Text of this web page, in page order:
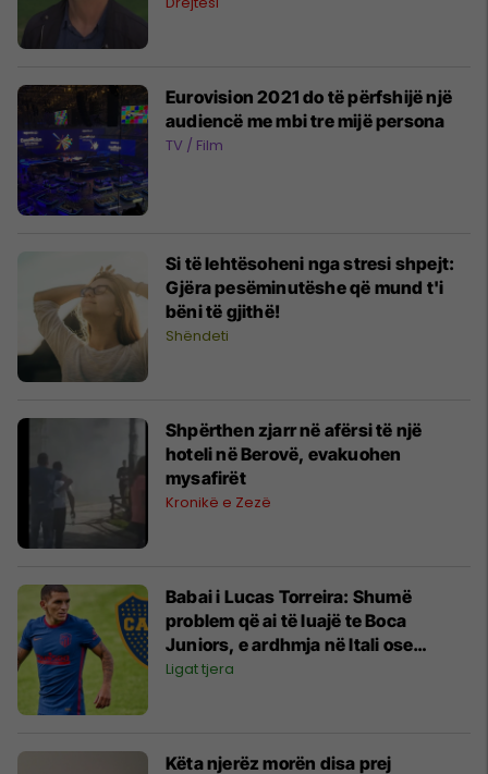
Eurovision 2021 do të përfshijë një
audiencë me mbi tre mijë persona
TV / Film
Si të lehtësoheni nga stresi shpejt:
Gjëra pesëminutëshe që mund t'i
bëni të gjithë!
Shëndeti
Shpërthen zjarr në afërsi të një
hoteli në Berovë, evakuohen
mysafirët
Kronikë e Zezë
Babai i Lucas Torreira: Shumë
problem që ai të luajë te Boca
Juniors, e ardhmja në Itali ose
Francë
Ligat tjera
Këta njerëz morën disa prej